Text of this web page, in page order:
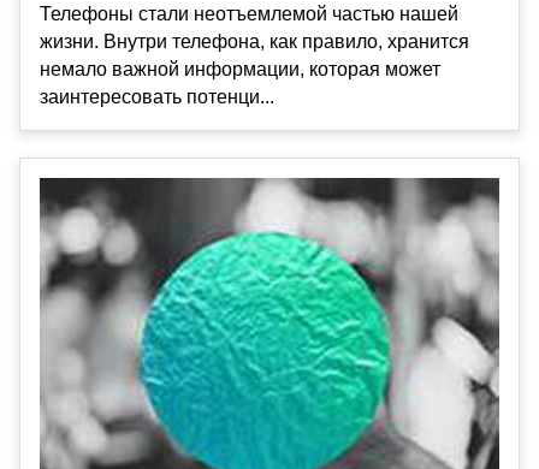
Телефоны стали неотъемлемой частью нашей
жизни. Внутри телефона, как правило, хранится
немало важной информации, которая может
заинтересовать потенци...